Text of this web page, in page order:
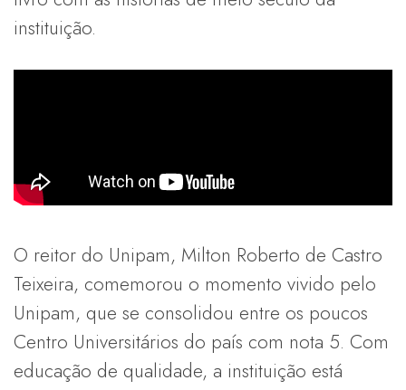
instituição.
O reitor do Unipam, Milton Roberto de Castro
Teixeira, comemorou o momento vivido pelo
Unipam, que se consolidou entre os poucos
Centro Universitários do país com nota 5. Com
educação de qualidade, a instituição está